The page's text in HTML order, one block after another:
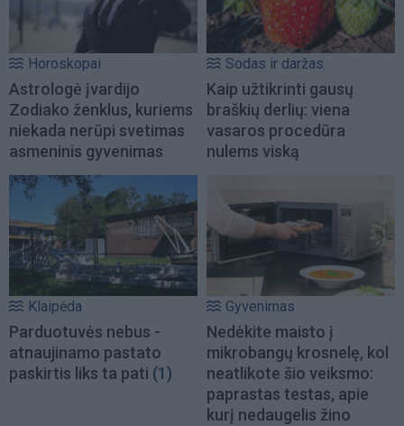
Horoskopai
Astrologė įvardijo
Zodiako ženklus, kuriems
niekada nerūpi svetimas
asmeninis gyvenimas
Sodas ir daržas
Kaip užtikrinti gausų
braškių derlių: viena
vasaros procedūra
nulems viską
Klaipėda
Parduotuvės nebus -
atnaujinamo pastato
paskirtis liks ta pati (1)
Gyvenimas
Nedėkite maisto į
mikrobangų krosnelę, kol
neatlikote šio veiksmo:
paprastas testas, apie
kurį nedaugelis žino